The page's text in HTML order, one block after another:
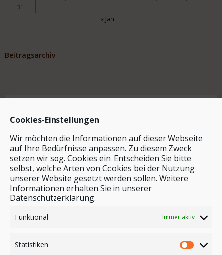
Cookies-Einstellungen
Wir möchten die Informationen auf dieser Webseite
auf Ihre Bedürfnisse anpassen. Zu diesem Zweck
setzen wir sog. Cookies ein. Entscheiden Sie bitte
selbst, welche Arten von Cookies bei der Nutzung
unserer Website gesetzt werden sollen. Weitere
Informationen erhalten Sie in unserer
Datenschutzerklärung.
Funktional Immer aktiv
Statistiken
31
« Jan.
Beitragsarchiv
Archiv
Stichwortsuche